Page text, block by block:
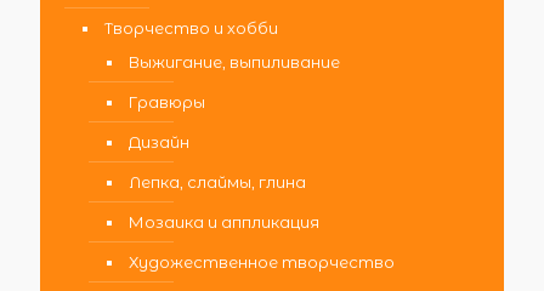
Творчество и хобби
Выжигание, выпиливание
Гравюры
Дизайн
Лепка, слаймы, глина
Мозаика и аппликация
Художественное творчество